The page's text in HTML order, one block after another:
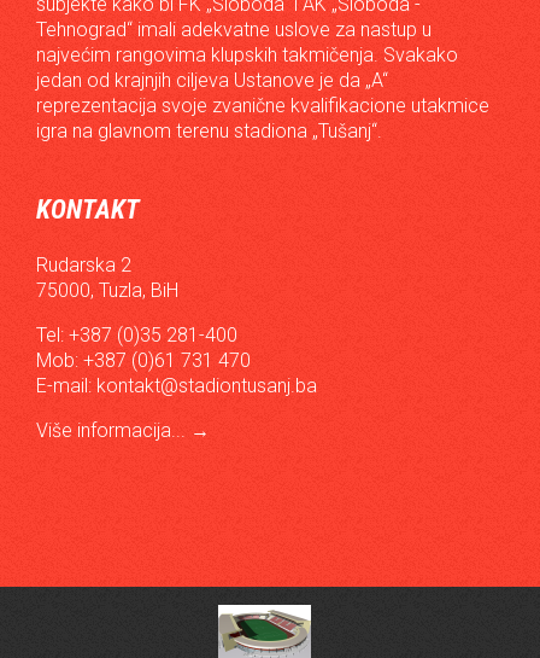
Tehnograd“ imali adekvatne uslove za nastup u
najvećim rangovima klupskih takmičenja. Svakako
jedan od krajnjih ciljeva Ustanove je da „A“
reprezentacija svoje zvanične kvalifikacione utakmice
igra na glavnom terenu stadiona „Tušanj“.
KONTAKT
Rudarska 2
75000, Tuzla, BiH
Tel: +387 (0)35 281-400
Mob: +387 (0)61 731 470
E-mail: kontakt@stadiontusanj.ba
Više informacija... →